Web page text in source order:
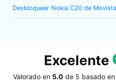
Desbloquear Nokia C20 de
Excelente
Valorado en 5.0 de 5 basado en